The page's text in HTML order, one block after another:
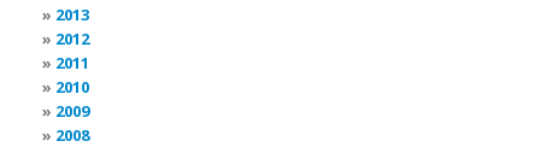
2013
2012
2011
2010
2009
2008